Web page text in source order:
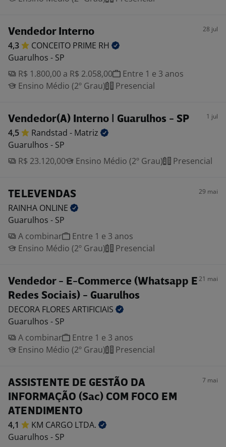
Vendedor Interno 28 jul
4,3 CONCEITO PRIME RH
Guarulhos - SP
R$ 1.800,00 a R$ 2.058,00
Entre 1 e 3 anos
Ensino Médio (2º Grau)
Presencial
Vendedor(A) Interno | Guarulhos - SP 1 jul
4,5 Randstad - Matriz
Guarulhos - SP
R$ 23.120,00
Ensino Médio (2º Grau) Presencial
TELEVENDAS 29 mai
RAINHA ONLINE
Guarulhos - SP
A combinar
Entre 1 e 3 anos
Ensino Médio (2º Grau)
Presencial
Vendedor - E-Commerce (Whatsapp E
Redes Sociais) - Guarulhos
21 mai
DECORA FLORES ARTIFICIAIS
Guarulhos - SP
A combinar
Entre 1 e 3 anos
Ensino Médio (2º Grau)
Presencial
ASSISTENTE DE GESTÃO DA
INFORMAÇÃO (Sac) COM FOCO EM
ATENDIMENTO
7 mai
4,1 KM CARGO LTDA.
Guarulhos - SP